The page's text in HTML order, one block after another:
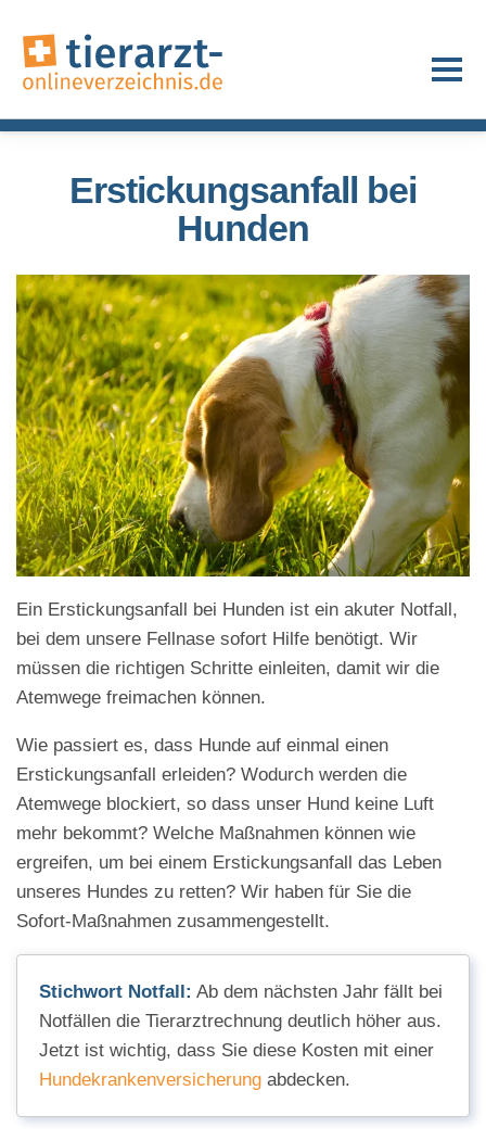
Erstickungsanfall bei
Hunden
Ein Erstickungsanfall bei Hunden ist ein akuter Notfall,
bei dem unsere Fellnase sofort Hilfe benötigt. Wir
müssen die richtigen Schritte einleiten, damit wir die
Atemwege freimachen können.
Wie passiert es, dass Hunde auf einmal einen
Erstickungsanfall erleiden? Wodurch werden die
Atemwege blockiert, so dass unser Hund keine Luft
mehr bekommt? Welche Maßnahmen können wie
ergreifen, um bei einem Erstickungsanfall das Leben
unseres Hundes zu retten? Wir haben für Sie die
Sofort-Maßnahmen zusammengestellt.
Stichwort Notfall: Ab dem nächsten Jahr fällt bei
Notfällen die Tierarztrechnung deutlich höher aus.
Jetzt ist wichtig, dass Sie diese Kosten mit einer
Hundekrankenversicherung abdecken.